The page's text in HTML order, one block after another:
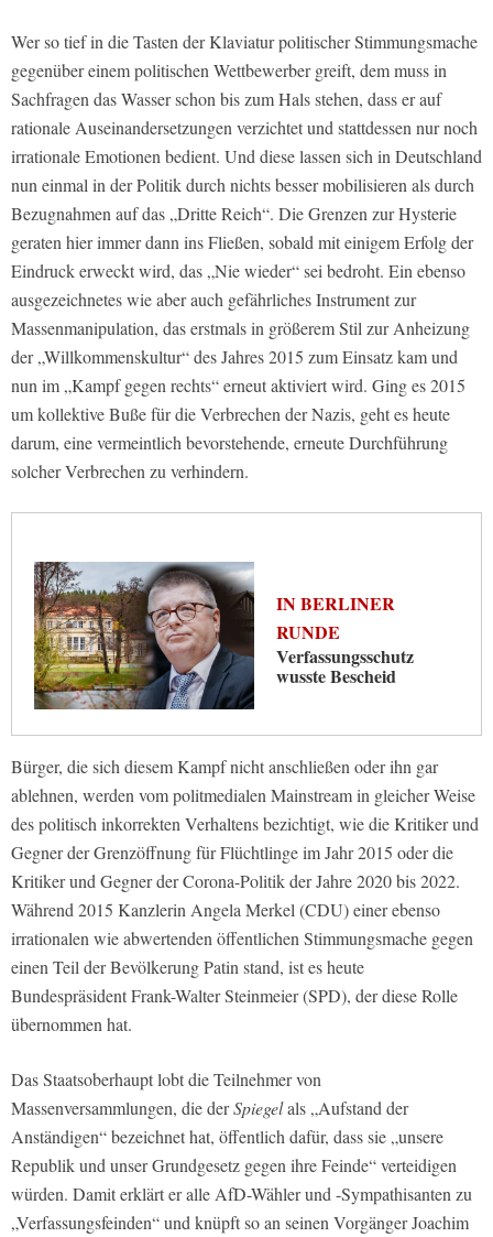
Wer so tief in die Tasten der Klaviatur politischer Stimmungsmache
gegenüber einem politischen Wettbewerber greift, dem muss in
Sachfragen das Wasser schon bis zum Hals stehen, dass er auf
rationale Auseinandersetzungen verzichtet und stattdessen nur noch
irrationale Emotionen bedient. Und diese lassen sich in Deutschland
nun einmal in der Politik durch nichts besser mobilisieren als durch
Bezugnahmen auf das „Dritte Reich“. Die Grenzen zur Hysterie
geraten hier immer dann ins Fließen, sobald mit einigem Erfolg der
Eindruck erweckt wird, das „Nie wieder“ sei bedroht. Ein ebenso
ausgezeichnetes wie aber auch gefährliches Instrument zur
Massenmanipulation, das erstmals in größerem Stil zur Anheizung
der „Willkommenskultur“ des Jahres 2015 zum Einsatz kam und
nun im „Kampf gegen rechts“ erneut aktiviert wird. Ging es 2015
um kollektive Buße für die Verbrechen der Nazis, geht es heute
darum, eine vermeintlich bevorstehende, erneute Durchführung
solcher Verbrechen zu verhindern.
IN BERLINER
RUNDE
Verfassungsschutz
wusste Bescheid
Bürger, die sich diesem Kampf nicht anschließen oder ihn gar
ablehnen, werden vom politmedialen Mainstream in gleicher Weise
des politisch inkorrekten Verhaltens bezichtigt, wie die Kritiker und
Gegner der Grenzöffnung für Flüchtlinge im Jahr 2015 oder die
Kritiker und Gegner der Corona-Politik der Jahre 2020 bis 2022.
Während 2015 Kanzlerin Angela Merkel (CDU) einer ebenso
irrationalen wie abwertenden öffentlichen Stimmungsmache gegen
einen Teil der Bevölkerung Patin stand, ist es heute
Bundespräsident Frank-Walter Steinmeier (SPD), der diese Rolle
übernommen hat.
Das Staatsoberhaupt lobt die Teilnehmer von
Massenversammlungen, die derSpiegelals „Aufstand der
Anständigen“ bezeichnet hat, öffentlich dafür, dass sie „unsere
Republik und unser Grundgesetz gegen ihre Feinde“ verteidigen
würden. Damit erklärt er alle AfD-Wähler und -Sympathisanten zu
„Verfassungsfeinden“ und knüpft so an seinen Vorgänger Joachim